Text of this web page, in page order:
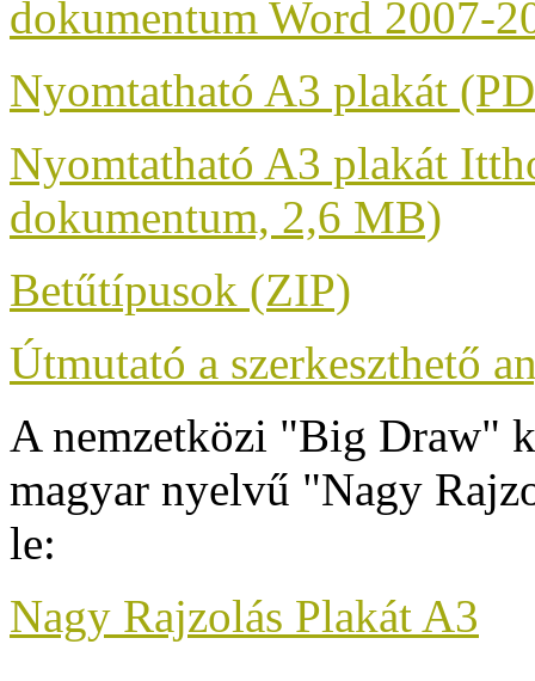
dokumentum Word 2007-
Nyomtatható A3 plakát
Nyomtatható A3 plakát
dokumentum, 2,6 MB)
Betűtípusok (ZIP)
Útmutató a szerkeszthető
A nemzetközi "Big Draw"
magyar nyelvű "Nagy
le:
Nagy Rajzolás Plakát A3